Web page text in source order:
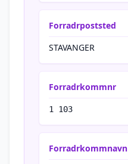
Forradrpoststed
STAVANGER
Forradrkommnr
1 103
Forradrkommnavn